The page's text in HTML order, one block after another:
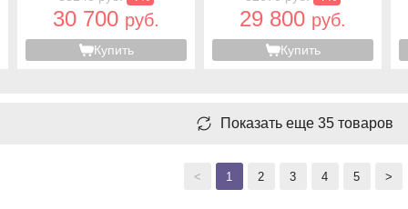
30 700 руб.
Купить
29 800 руб.
Купить
Показать еще 35 товаров
< 1 2 3 4 5 >